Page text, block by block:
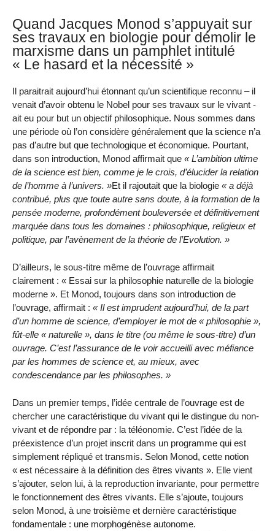
Quand Jacques Monod s’appuyait sur
ses travaux en biologie pour démolir le
marxisme dans un pamphlet intitulé
« Le hasard et la nécessité »
Il paraitrait aujourd’hui étonnant qu’un scientifique reconnu – il
venait d’avoir obtenu le Nobel pour ses travaux sur le vivant -
ait eu pour but un objectif philosophique. Nous sommes dans
une période où l’on considère généralement que la science n’a
pas d’autre but que technologique et économique. Pourtant,
dans son introduction, Monod affirmait que « L’ambition ultime
de la science est bien, comme je le crois, d’élucider la relation
de l’homme à l’univers. »Et il rajoutait que la biologie « a déjà
contribué, plus que toute autre sans doute, à la formation de la
pensée moderne, profondément bouleversée et définitivement
marquée dans tous les domaines : philosophique, religieux et
politique, par l’avènement de la théorie de l’Evolution. »
D’ailleurs, le sous-titre même de l’ouvrage affirmait
clairement : « Essai sur la philosophie naturelle de la biologie
moderne ». Et Monod, toujours dans son introduction de
l’ouvrage, affirmait : « Il est imprudent aujourd’hui, de la part
d’un homme de science, d’employer le mot de « philosophie »,
fût-elle « naturelle », dans le titre (ou même le sous-titre) d’un
ouvrage. C’est l’assurance de le voir accueilli avec méfiance
par les hommes de science et, au mieux, avec
condescendance par les philosophes. »
Dans un premier temps, l’idée centrale de l’ouvrage est de
chercher une caractéristique du vivant qui le distingue du non-
vivant et de répondre par : la téléonomie. C’est l’idée de la
préexistence d’un projet inscrit dans un programme qui est
simplement répliqué et transmis. Selon Monod, cette notion
« est nécessaire à la définition des êtres vivants ». Elle vient
s’ajouter, selon lui, à la reproduction invariante, pour permettre
le fonctionnement des êtres vivants. Elle s’ajoute, toujours
selon Monod, à une troisième et dernière caractéristique
fondamentale : une morphogénèse autonome.